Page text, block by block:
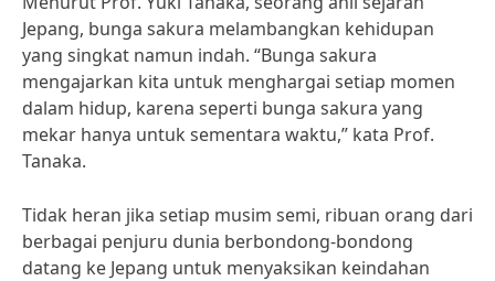
Jepang, bunga sakura melambangkan kehidupan
yang singkat namun indah. “Bunga sakura
mengajarkan kita untuk menghargai setiap momen
dalam hidup, karena seperti bunga sakura yang
mekar hanya untuk sementara waktu,” kata Prof.
Tanaka.
Tidak heran jika setiap musim semi, ribuan orang dari
berbagai penjuru dunia berbondong-bondong
datang ke Jepang untuk menyaksikan keindahan